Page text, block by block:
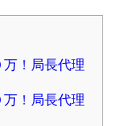
！局長代理
！局長代理